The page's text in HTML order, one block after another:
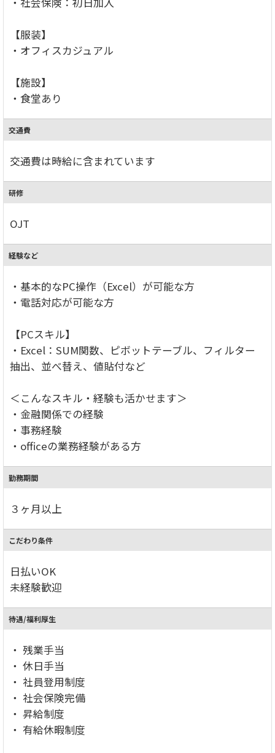
【服装】
・オフィスカジュアル
【施設】
・食堂あり
交通費
交通費は時給に含まれています
研修
OJT
経験など
・基本的なPC操作（Excel）が可能な方
・電話対応が可能な方
【PCスキル】
・Excel：SUM関数、ピボットテーブル、フィルター
抽出、並べ替え、値貼付など
＜こんなスキル・経験も活かせます＞
・金融関係での経験
・事務経験
・officeの業務経験がある方
勤務期間
３ヶ月以上
こだわり条件
日払いOK
未経験歓迎
待遇/福利厚生
・ 残業手当
・ 休日手当
・ 社員登用制度
・ 社会保険完備
・ 昇給制度
・ 有給休暇制度